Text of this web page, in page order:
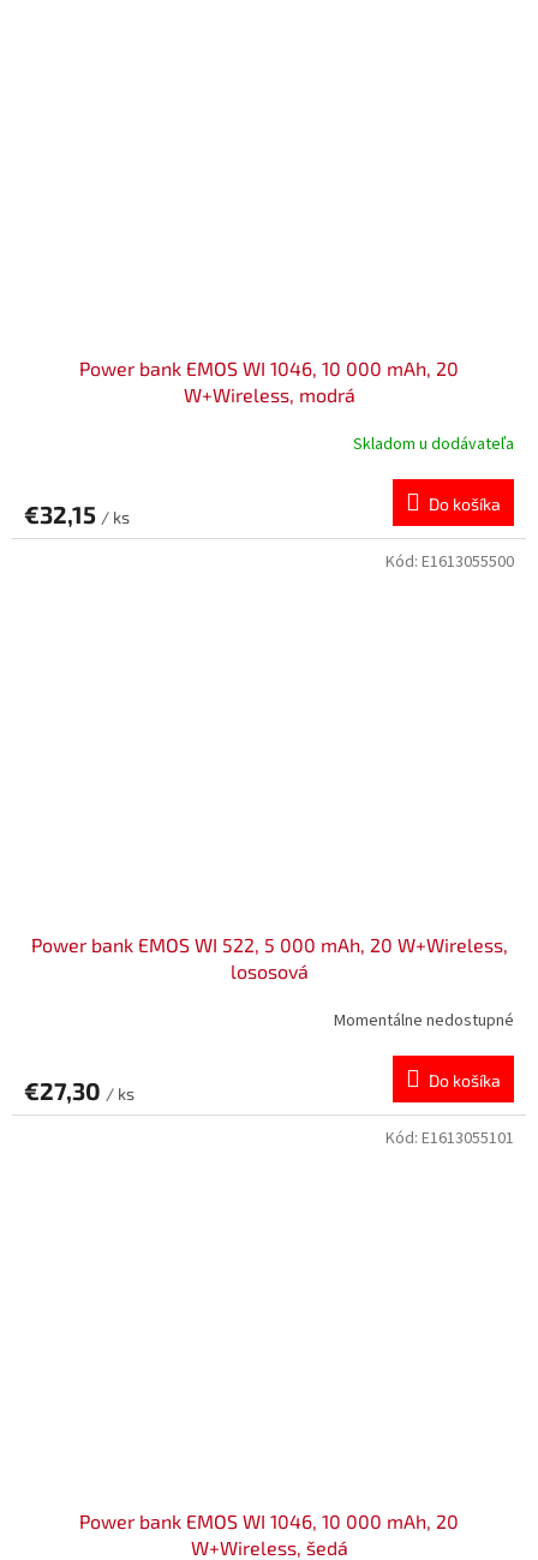
Power bank EMOS WI 1046, 10 000 mAh, 20
W+Wireless, modrá
Skladom u dodávateľa
€32,15 / ks
Do košíka
Power bank EMOS WI 522, 5 000 mAh, 20 W+Wireless,
lososová
Momentálne nedostupné
€27,30 / ks
Do košíka
Kód: E1613055500
Power bank EMOS WI 1046, 10 000 mAh, 20
W+Wireless, šedá
Kód: E1613055101